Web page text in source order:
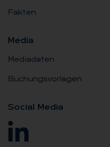
Fakten
Me­dia
Mediadaten
Buchungsvorlagen
So­ci­al Me­dia